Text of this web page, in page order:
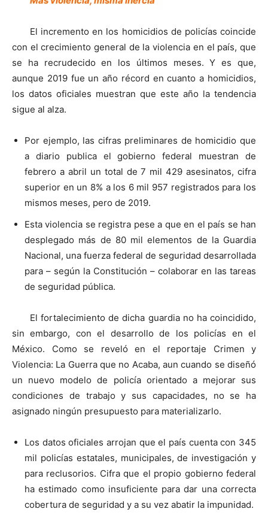
El incremento en los homicidios de policías coincide
con el crecimiento general de la violencia en el país, que
se ha recrudecido en los últimos meses. Y es que,
aunque 2019 fue un año récord en cuanto a homicidios,
los datos oficiales muestran que este año la tendencia
sigue al alza.
Por ejemplo, las cifras preliminares de homicidio que
a diario publica el gobierno federal muestran de
febrero a abril un total de 7 mil 429 asesinatos, cifra
superior en un 8% a los 6 mil 957 registrados para los
mismos meses, pero de 2019.
Esta violencia se registra pese a que en el país se han
desplegado más de 80 mil elementos de la Guardia
Nacional, una fuerza federal de seguridad desarrollada
para – según la Constitución – colaborar en las tareas
de seguridad pública.
El fortalecimiento de dicha guardia no ha coincidido,
sin embargo, con el desarrollo de los policías en el
México. Como se reveló en el reportaje Crimen y
Violencia: La Guerra que no Acaba, aun cuando se diseñó
un nuevo modelo de policía orientado a mejorar sus
condiciones de trabajo y sus capacidades, no se ha
asignado ningún presupuesto para materializarlo.
Los datos oficiales arrojan que el país cuenta con 345
mil policías estatales, municipales, de investigación y
para reclusorios. Cifra que el propio gobierno federal
ha estimado como insuficiente para dar una correcta
cobertura de seguridad y a su vez abatir la impunidad.